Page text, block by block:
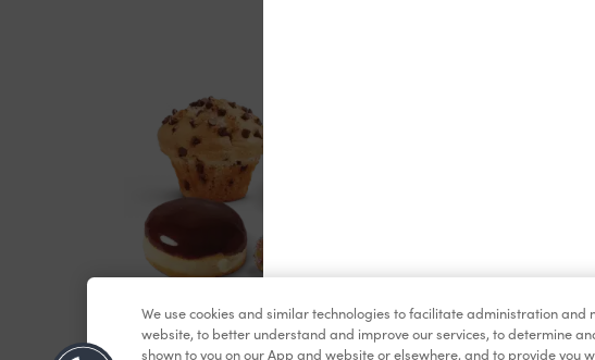
Pâtisseries
We use cookies and similar technologies to facilitate administration and
website, to better understand and improve our services, to determine
shown to you on our App and website or elsewhere, and to provide you